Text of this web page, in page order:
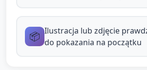
pokazuje swoją pizzę, mówi
swojej pracy (np. "ser",
📦 Ilustracja lub zdjęcie
do pokazania na początku